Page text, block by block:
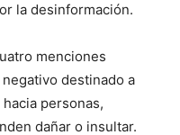
la desinformación.
menciones
destinado a
personas,
dañar o insultar.